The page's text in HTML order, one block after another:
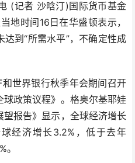
(记者 沙晗汀)国际货币基金
地时间16日在华盛顿表示，
到“所需水平”，不确定性成
世界银行秋季年会期间召开
政策议程》。格奥尔基耶娃
报告》显示，全球经济增长
经济增长3.2%，低于去年
。
预期 不